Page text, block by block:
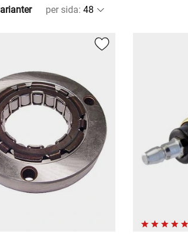
per sida: